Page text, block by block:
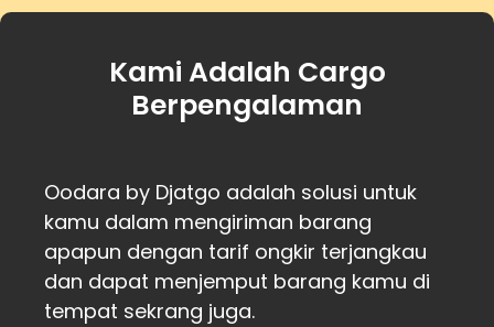
Kami Adalah Cargo
Berpengalaman
Oodara by Djatgo adalah solusi untuk
kamu dalam mengiriman barang
apapun dengan tarif ongkir terjangkau
dan dapat menjemput barang kamu di
tempat sekrang juga.